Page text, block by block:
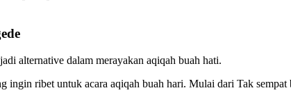
alternative dalam merayakan aqiqah buah hati.
ingin ribet untuk acara aqiqah buah hari. Mulai dari Tak